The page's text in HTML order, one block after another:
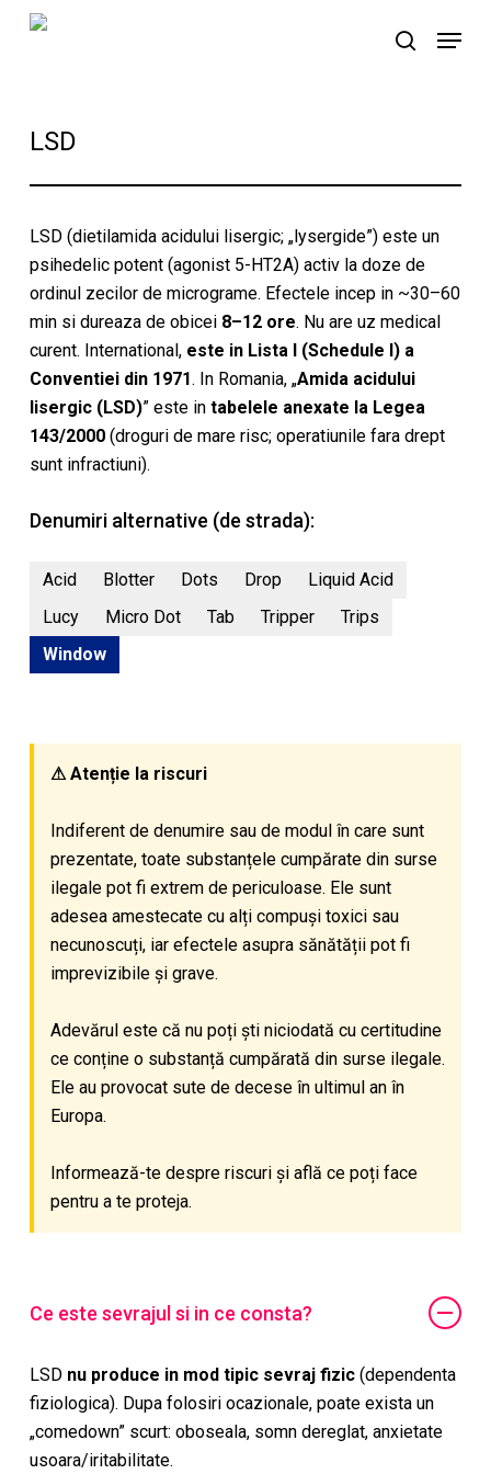
Skip
search
Menu
LSD
LSD (dietilamida acidului lisergic; „lysergide”) este un
psihedelic potent (agonist 5-HT2A) activ la doze de
ordinul zecilor de micrograme. Efectele incep in ~30–60
min si dureaza de obicei 8–12 ore. Nu are uz medical
curent. International, este in Lista I (Schedule I) a
Conventiei din 1971. In Romania, „Amida acidului
lisergic (LSD)” este in tabelele anexate la Legea
143/2000(droguri de mare risc; operatiunile fara drept
sunt infractiuni).
Denumiri alternative (de strada):
Acid Blotter Dots Drop
Liquid Acid
Lucy
Micro Dot Tab Tripper
Trips
Window
⚠ Atenție la riscuri
Indiferent de denumire sau de modul în care sunt
prezentate, toate substanțele cumpărate din surse
ilegale pot fi extrem de periculoase. Ele sunt
adesea amestecate cu alți compuși toxici sau
necunoscuți, iar efectele asupra sănătății pot fi
imprevizibile și grave.
Adevărul este că nu poți ști niciodată cu certitudine
ce conține o substanță cumpărată din surse ilegale.
Ele au provocat sute de decese în ultimul an în
Europa.
Informează-te despre riscuri și află ce poți face
pentru a te proteja.
Ce este sevrajul si in ce consta?
LSD nu produce in mod tipic sevraj fizic(dependenta
fiziologica). Dupa folosiri ocazionale, poate exista un
„comedown” scurt: oboseala, somn dereglat, anxietate
usoara/iritabilitate.